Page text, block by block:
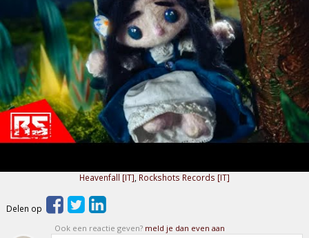
Heavenfall [IT] Rockshots Records [IT]
Delen op
Ook een reactie geven? meld je dan even aan